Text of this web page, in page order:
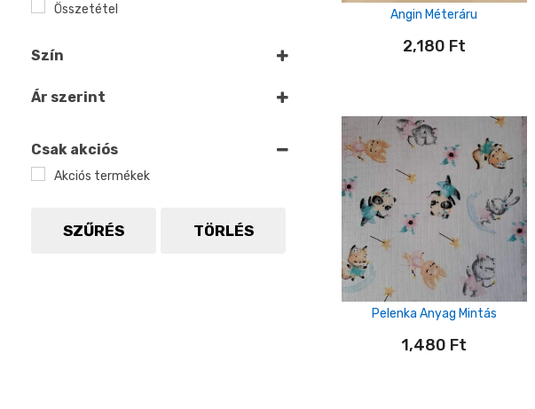
Angin Méteráru
2,180 Ft
Pelenka Anyag Mintás
1,480 Ft
Összetétel
Szín
Nyers
Ár szerint
Csak akciós
Akciós termékek
SZŰRÉS TÖRLÉS